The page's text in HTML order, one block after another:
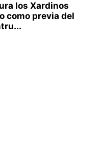
los Xardinos
como previa del